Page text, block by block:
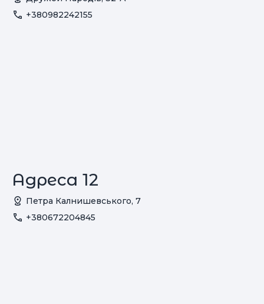
+380982242155
Адреса 12
Петра Калнишевського, 7
+380672204845